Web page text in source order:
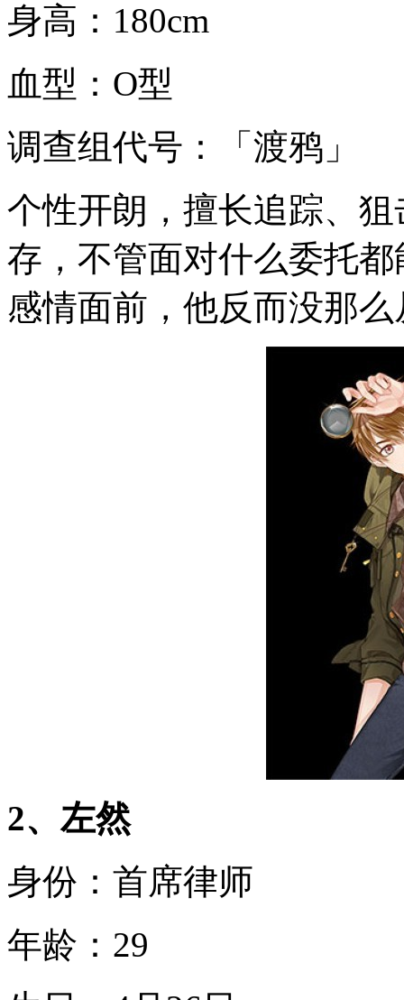
身高：180cm
血型：O型
调查组代号：「渡鸦」
个性开朗，擅长追踪、
存，不管面对什么委托
感情面前，他反而没那么
2、左然
身份：首席律师
年龄：29